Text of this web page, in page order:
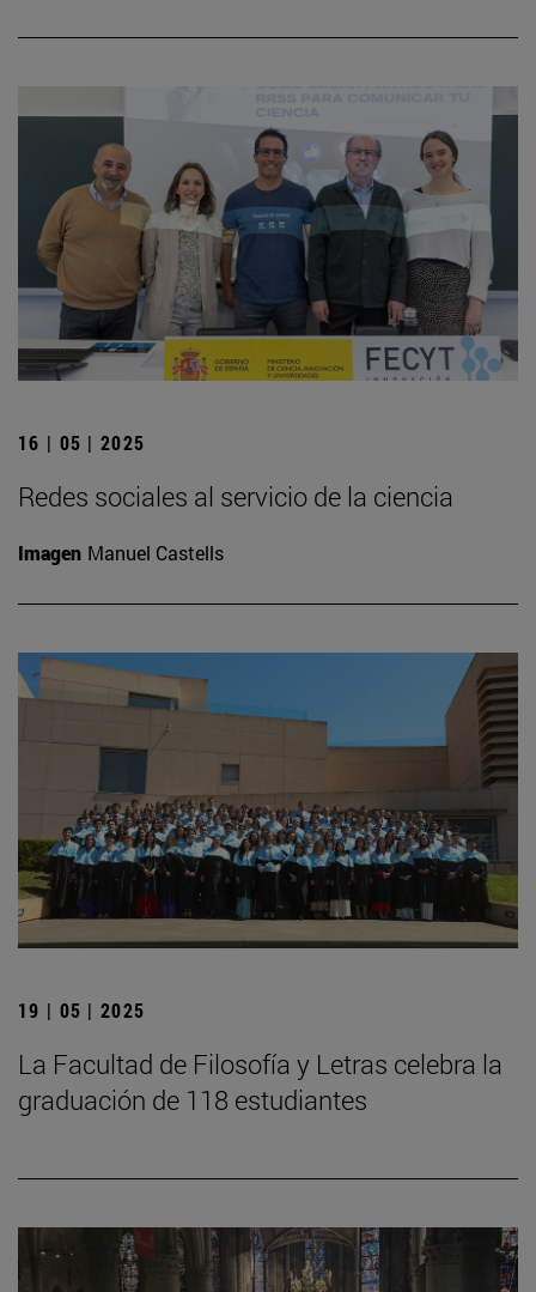
16 | 05 | 2025
Redes sociales al servicio de la ciencia
Imagen Manuel Castells
19 | 05 | 2025
La Facultad de Filosofía y Letras celebra la
graduación de 118 estudiantes